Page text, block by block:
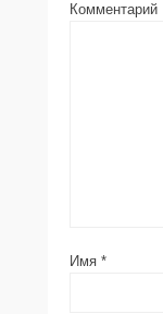
Комментарий
Имя *